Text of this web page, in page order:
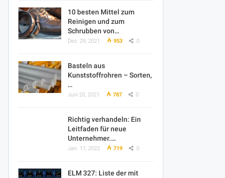
10 besten Mittel zum
Reinigen und zum
Schrubben von…
Dez. 29, 2021 953 0
Basteln aus
Kunststoffrohren – Sorten,
…
Juni 20, 2021 787 0
Richtig verhandeln: Ein
Leitfaden für neue
Unternehmer.…
Jan. 11, 2022 719 0
ELM 327: Liste der mit